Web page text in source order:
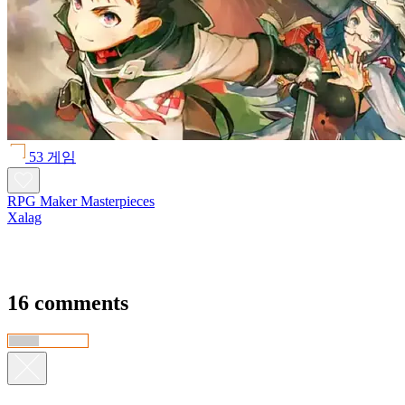
53 게임
RPG Maker Masterpieces
Xalag
16 comments